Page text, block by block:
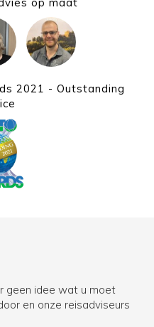
2021 - Outstanding
geen idee wat u moet
en onze reisadviseurs